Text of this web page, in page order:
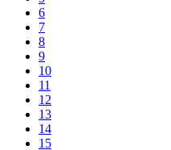
6
7
8
9
10
11
12
13
14
15